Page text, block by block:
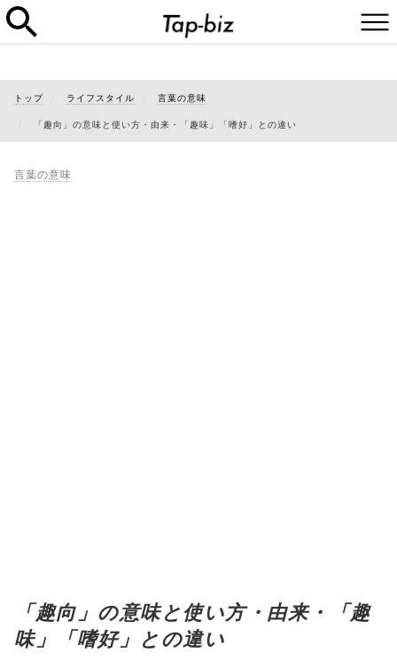
トップ ライフスタイル 言葉の意味
「趣向」の意味と使い方・由来・「趣味」「嗜好」との違い
言葉の意味
「趣向」の意味と使い方・由来・「趣
味」「嗜好」との違い